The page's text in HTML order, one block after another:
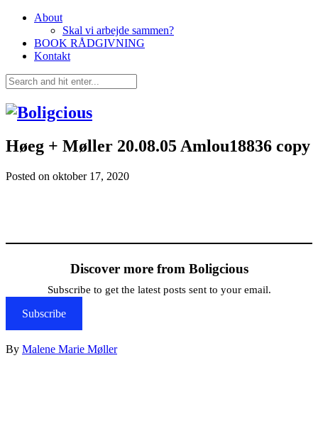
About
Skal vi arbejde sammen?
BOOK RÅDGIVNING
Kontakt
Høeg + Møller 20.08.05 Amlou18836 copy
Posted on oktober 17, 2020
Discover more from Boligcious
Subscribe to get the latest posts sent to your email.
Subscribe
By Malene Marie Møller